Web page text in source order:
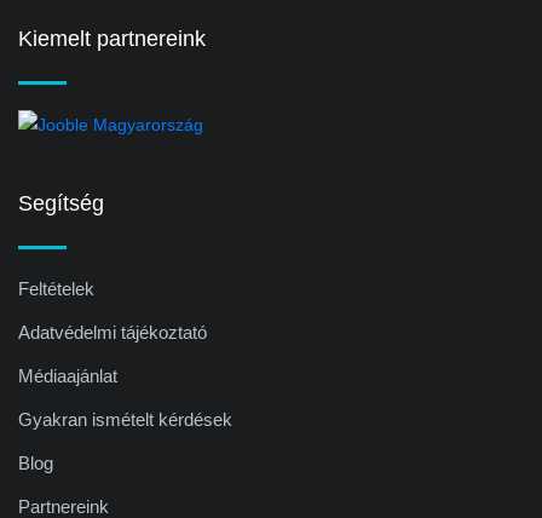
Kiemelt partnereink
Segítség
Feltételek
Adatvédelmi tájékoztató
Médiaajánlat
Gyakran ismételt kérdések
Blog
Partnereink